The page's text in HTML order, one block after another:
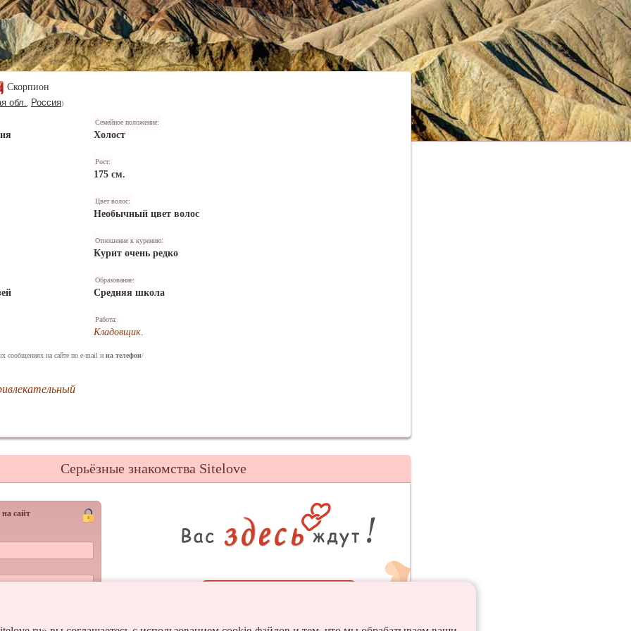
Скорпион
обл. Россия)
Семейное положение:
Холост
Рост:
175 см.
Цвет волос:
Необычный цвет волос
Отношение к курению:
Курит очень редко
Образование:
Средняя школа
Работа:
Кладовщик.
сообщениях на сайте по e-mail и на телефон/
Серьёзные знакомства Sitelove
сайт